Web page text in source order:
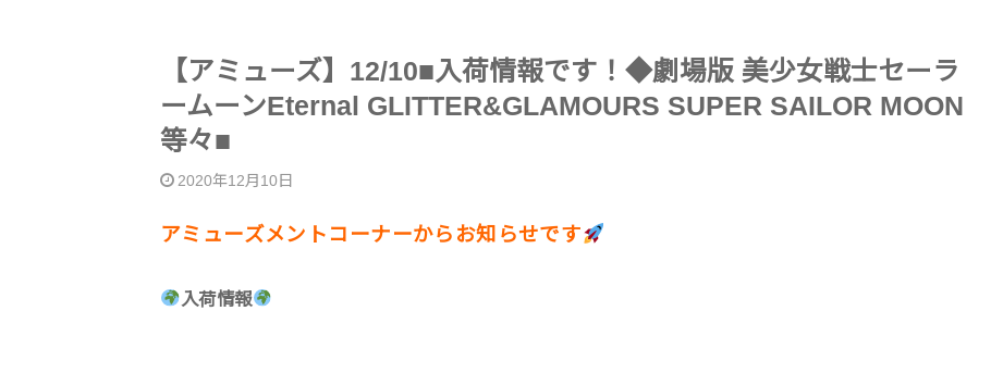
【アミューズ】12/10■入荷情報です！◆劇場版 美少女戦士セーラ
ームーンEternal GLITTER&GLAMOURS SUPER SAILOR MOON
等々■
2020年12月10日
アミューズメントコーナーからお知らせです
入荷情報